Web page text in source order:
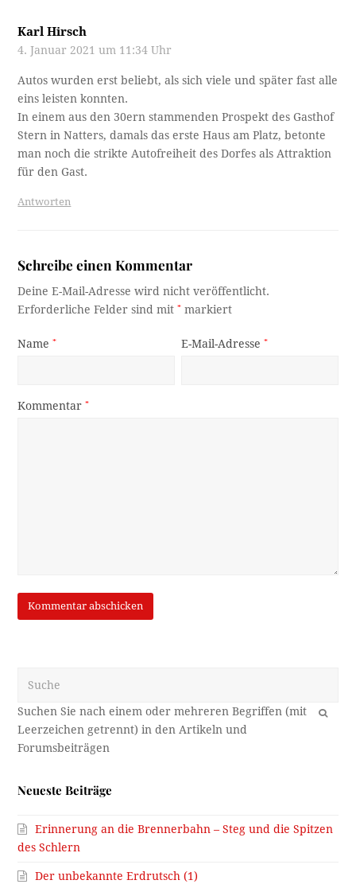
Karl Hirsch
4. Januar 2021 um 11:34 Uhr
Autos wurden erst beliebt, als sich viele und später fast alle
eins leisten konnten.
In einem aus den 30ern stammenden Prospekt des Gasthof
Stern in Natters, damals das erste Haus am Platz, betonte
man noch die strikte Autofreiheit des Dorfes als Attraktion
für den Gast.
Antworten
Schreibe einen Kommentar
Deine E-Mail-Adresse wird nicht veröffentlicht.
Erforderliche Felder sind mit* markiert
Name* E-Mail-Adresse*
Kommentar*
OK
Neueste Beiträge
Erinnerung an die Brennerbahn – Steg und die Spitzen
des Schlern
Der unbekannte Erdrutsch (1)